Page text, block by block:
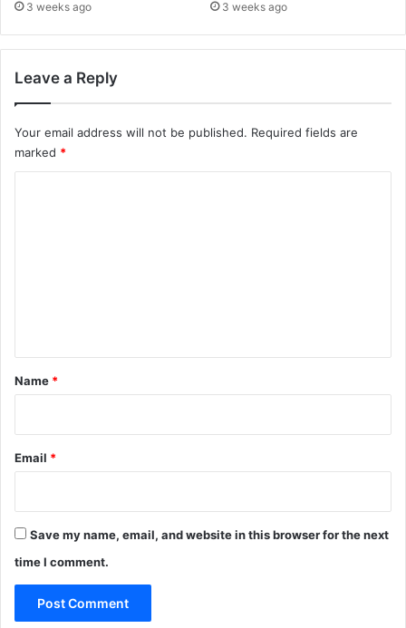
3 weeks ago 3 weeks ago
Leave a Reply
Your email address will not be published. Required fields are
marked *
*
Name *
Email *
Save my name, email, and website in this browser for the next
time I comment.